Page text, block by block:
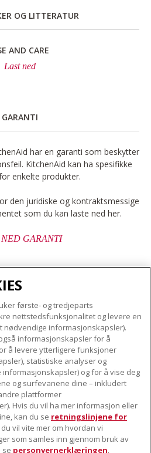
OG LITTERATUR
AND CARE
Last ned
GARANTI
har en garanti som beskytter
KitchenAid kan ha spesifikke
enkelte produkter.
den juridiske og kontraktsmessige
som du kan laste ned her.
NED GARANTI
første- og tredjeparts
nettstedsfunksjonalitet og levere en
informasjonskapsler).
informasjonskapsler for å
å levere ytterligere funksjoner
statistiske analyser og
og for å vise deg
og surfevanene dine – inkludert
plattformer
Hvis du vil ha mer informasjon eller
kan du se retningslinjene for
du vil vite mer om hvordan vi
som samles inn gjennom bruk av
se personvernerklæringen.